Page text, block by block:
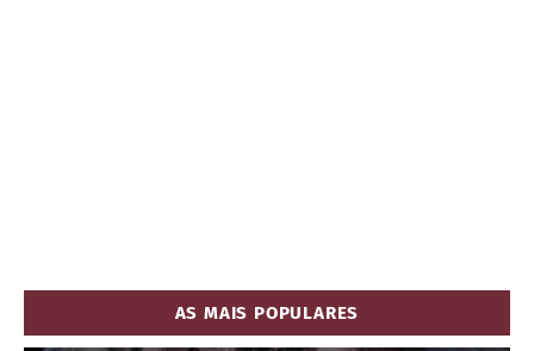
AS MAIS POPULARES